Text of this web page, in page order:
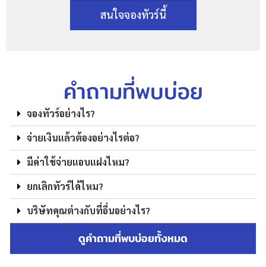
สนใจจองทัวร์นี้
คำถามที่พบบ่อย
จองทัวร์อย่างไร?
จ่ายเงินแล้วต้องอย่างไรต่อ?
มีค่าใช้จ่ายแอบแฝงไหม?
ยกเลิกทัวร์ได้ไหม?
บริษัทคุณต่างกับที่อื่นอย่างไร?
ดูคำถามที่พบบ่อยทั้งหมด